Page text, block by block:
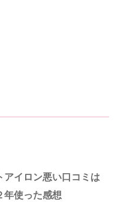
アイロン悪い口コミは
年使った感想